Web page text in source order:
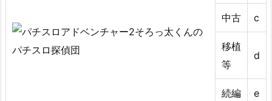
中古 c
移植
等
d
続編 e